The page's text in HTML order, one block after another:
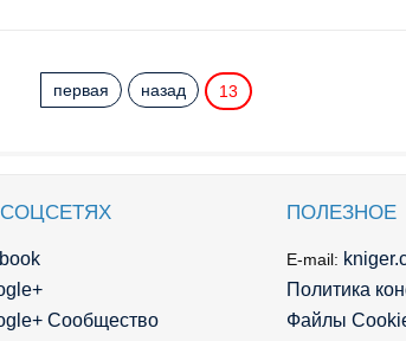
первая назад 13
Сообщество
ПОЛЕЗНОЕ
E-mail:
Политика
Файлы